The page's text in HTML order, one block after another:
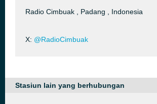
Radio Cimbuak , Padang , Indonesia
X: @RadioCimbuak
Stasiun lain yang berhubungan